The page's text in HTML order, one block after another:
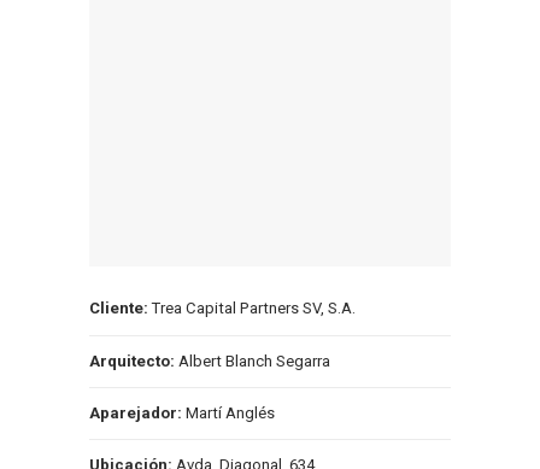
Cliente: Trea Capital Partners SV, S.A.
Arquitecto: Albert Blanch Segarra
Aparejador: Martí Anglés
Ubicación: Avda. Diagonal, 634